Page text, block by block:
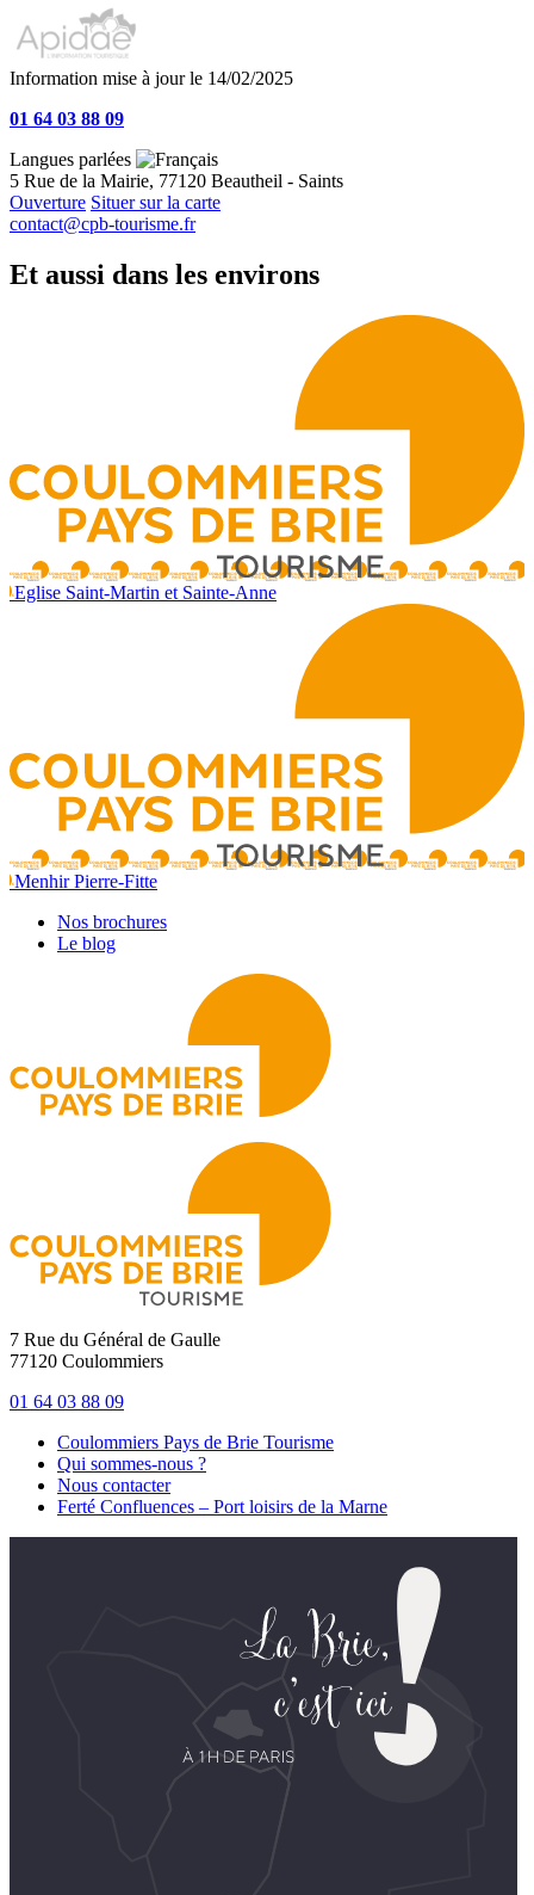
Information mise à jour le 14/02/2025
01 64 03 88 09
Langues parlées
5 Rue de la Mairie, 77120 Beautheil - Saints
Ouverture Situer sur la carte
contact@cpb-tourisme.fr
Et aussi dans les environs
Eglise Saint-Martin et Sainte-Anne
Menhir Pierre-Fitte
Nos brochures
Le blog
7 Rue du Général de Gaulle
77120 Coulommiers
01 64 03 88 09
Coulommiers Pays de Brie Tourisme
Qui sommes-nous ?
Nous contacter
Ferté Confluences – Port loisirs de la Marne